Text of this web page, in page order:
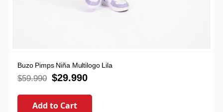
Buzo Pimps Niña Multilogo Lila
$59.990 $29.990
Add to Cart